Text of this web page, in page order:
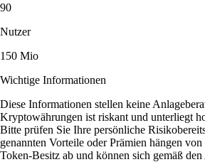
90
Nutzer
150 Mio
Wichtige Informationen
Diese Informationen stellen keine
Kryptowährungen ist riskant und unterliegt
Bitte prüfen Sie Ihre persönliche
genannten Vorteile oder Prämien hängen
Token-Besitz ab und können sich gemäß